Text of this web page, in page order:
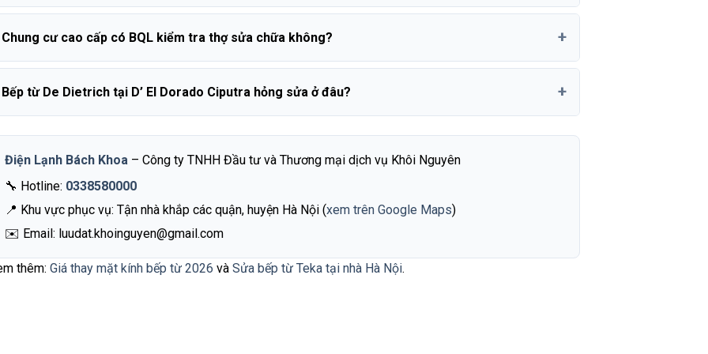
Chung cư cao cấp có BQL kiểm tra thợ sửa chữa không?
Bếp từ De Dietrich tại D’ El Dorado Ciputra hỏng sửa ở đâu?
Điện Lạnh Bách Khoa – Công ty TNHH Đầu tư và Thương mại dịch vụ Khôi Nguyên
🔧 Hotline: 0338580000
📍 Khu vực phục vụ: Tận nhà khắp các quận, huyện Hà Nội (xem trên Google Maps)
✉️ Email: luudat.khoinguyen@gmail.com
thêm: Giá thay mặt kính bếp từ 2026 và Sửa bếp từ Teka tại nhà Hà Nội.